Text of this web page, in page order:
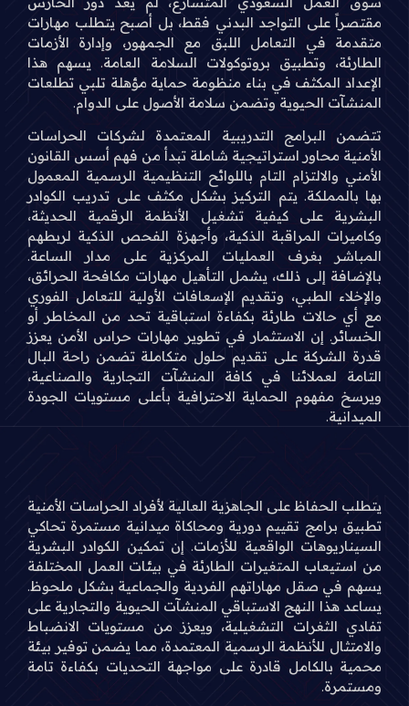
مقتصراً على التواجد البدني فقط، بل أصبح يتطلب مهارات
متقدمة في التعامل اللبق مع الجمهور، وإدارة الأزمات
الطارئة، وتطبيق بروتوكولات السلامة العامة. يسهم هذا
الإعداد المكثف في بناء منظومة حماية مؤهلة تلبي تطلعات
المنشآت الحيوية وتضمن سلامة الأصول على الدوام.
تتضمن البرامج التدريبية المعتمدة لشركات الحراسات
الأمنية محاور استراتيجية شاملة تبدأ من فهم أسس القانون
الأمني والالتزام التام باللوائح التنظيمية الرسمية المعمول
بها بالمملكة. يتم التركيز بشكل مكثف على تدريب الكوادر
البشرية على كيفية تشغيل الأنظمة الرقمية الحديثة،
وكاميرات المراقبة الذكية، وأجهزة الفحص الذكية لربطهم
المباشر بغرف العمليات المركزية على مدار الساعة.
بالإضافة إلى ذلك، يشمل التأهيل مهارات مكافحة الحرائق،
والإخلاء الطبي، وتقديم الإسعافات الأولية للتعامل الفوري
مع أي حالات طارئة بكفاءة استباقية تحد من المخاطر أو
الخسائر. إن الاستثمار في تطوير مهارات حراس الأمن يعزز
قدرة الشركة على تقديم حلول متكاملة تضمن راحة البال
التامة لعملائنا في كافة المنشآت التجارية والصناعية،
ويرسخ مفهوم الحماية الاحترافية بأعلى مستويات الجودة
الميدانية.
يتطلب الحفاظ على الجاهزية العالية لأفراد الحراسات الأمنية
تطبيق برامج تقييم دورية ومحاكاة ميدانية مستمرة تحاكي
السيناريوهات الواقعية للأزمات. إن تمكين الكوادر البشرية
من استيعاب المتغيرات الطارئة في بيئات العمل المختلفة
يسهم في صقل مهاراتهم الفردية والجماعية بشكل ملحوظ.
يساعد هذا النهج الاستباقي المنشآت الحيوية والتجارية على
تفادي الثغرات التشغيلية، ويعزز من مستويات الانضباط
والامتثال للأنظمة الرسمية المعتمدة، مما يضمن توفير بيئة
محمية بالكامل قادرة على مواجهة التحديات بكفاءة تامة
ومستمرة.